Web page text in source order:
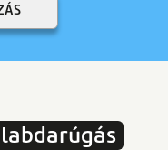
labdarúgás